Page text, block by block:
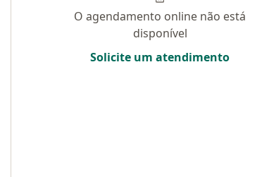
O agendamento online não está
disponível
Solicite um atendimento